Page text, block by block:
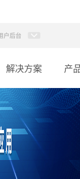
户后台
解决方案 产